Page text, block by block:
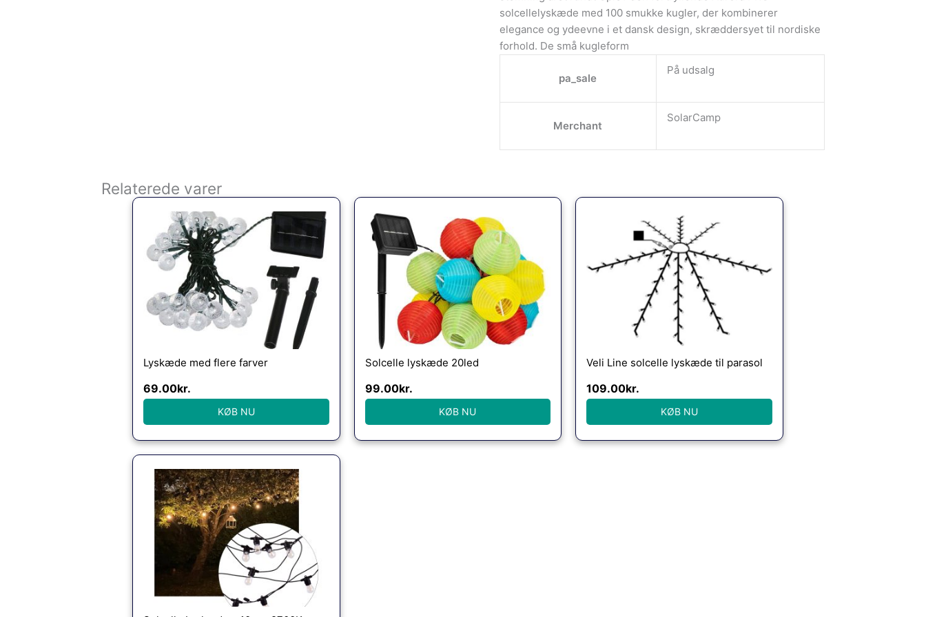
solcellelyskæde med 100 smukke kugler, der kombinerer
elegance og ydeevne i et dansk design, skræddersyet til nordiske
forhold. De små kugleform
pa_sale
På udsalg
Merchant
SolarCamp
Relaterede varer
Lyskæde med flere farver
69.00kr.
KØB NU
Solcelle lyskæde 20led
99.00kr.
KØB NU
Veli Line solcelle lyskæde til parasol
109.00kr.
KØB NU